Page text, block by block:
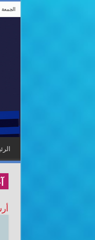
الجمعة , 7 أغسطس